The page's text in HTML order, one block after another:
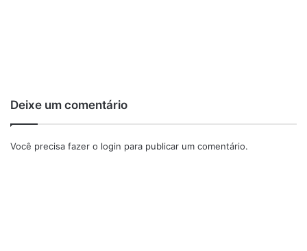
Deixe um comentário
Você precisa fazer o login para publicar um comentário.